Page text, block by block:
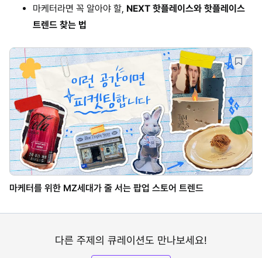
마케터라면 꼭 알아야 할, NEXT 핫플레이스와 핫플레이스
트렌드 찾는 법
마케터를 위한 MZ세대가 줄 서는 팝업 스토어 트렌드
다른 주제의 큐레이션도 만나보세요!